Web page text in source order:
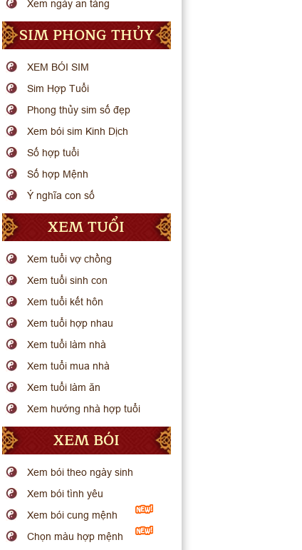
Xem ngày an táng
SIM PHONG THỦY
XEM BÓI SIM
Sim Hợp Tuổi
Phong thủy sim số đẹp
Xem bói sim Kinh Dịch
Số hợp tuổi
Số hợp Mệnh
Ý nghĩa con số
XEM TUỔI
Xem tuổi vợ chồng
Xem tuổi sinh con
Xem tuổi kết hôn
Xem tuổi hợp nhau
Xem tuổi làm nhà
Xem tuổi mua nhà
Xem tuổi làm ăn
Xem hướng nhà hợp tuổi
XEM BÓI
Xem bói theo ngày sinh
Xem bói tình yêu
Xem bói cung mệnh
Chọn màu hợp mệnh